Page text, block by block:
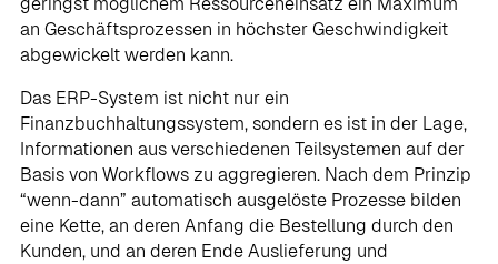
an Geschäftsprozessen in höchster Geschwindigkeit
abgewickelt werden kann.
Das ERP-System ist nicht nur ein
Finanzbuchhaltungssystem, sondern es ist in der Lage,
Informationen aus verschiedenen Teilsystemen auf der
Basis von Workflows zu aggregieren. Nach dem Prinzip
“wenn-dann” automatisch ausgelöste Prozesse bilden
eine Kette, an deren Anfang die Bestellung durch den
Kunden, und an deren Ende Auslieferung und